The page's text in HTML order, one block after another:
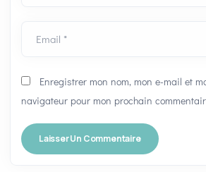
Email *
Enregistrer mon nom, mon e-mail et
navigateur pour mon prochain